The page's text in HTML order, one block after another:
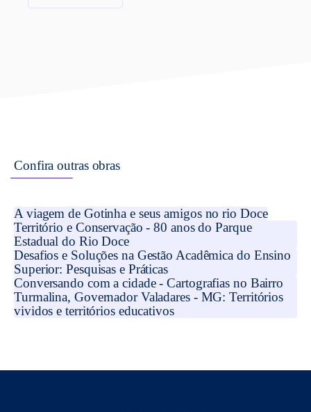
Confira outras obras
A viagem de Gotinha e seus amigos no rio Doce
Território e Conservação - 80 anos do Parque
Estadual do Rio Doce
Desafios e Soluções na Gestão Acadêmica do Ensino
Superior: Pesquisas e Práticas
Conversando com a cidade - Cartografias no Bairro
Turmalina, Governador Valadares - MG: Territórios
vividos e territórios educativos